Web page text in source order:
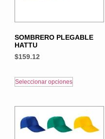
SOMBRERO PLEGABLE
HATTU
$159.12
Seleccionar opciones